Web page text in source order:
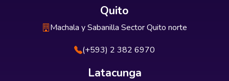
Quito
Machala y Sabanilla Sector Quito norte
(+593) 2 382 6970
Latacunga